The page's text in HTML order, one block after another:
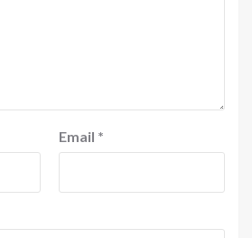
Email *